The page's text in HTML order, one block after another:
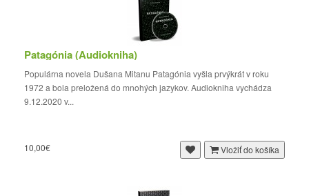
Patagónia (Audiokniha)
Populárna novela Dušana Mitanu Patagónia vyšla prvýkrát v roku
1972 a bola preložená do mnohých jazykov. Audiokniha vychádza
9.12.2020 v...
10,00€ Vložiť do košíka